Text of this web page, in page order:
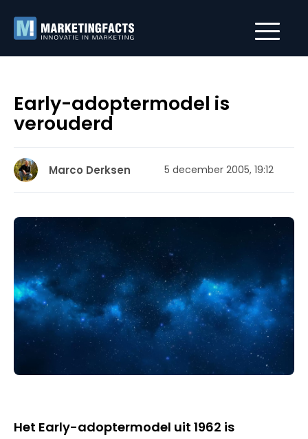
Early-adoptermodel is
verouderd
Marco Derksen 5 december 2005, 19:12
Het Early-adoptermodel uit 1962 is